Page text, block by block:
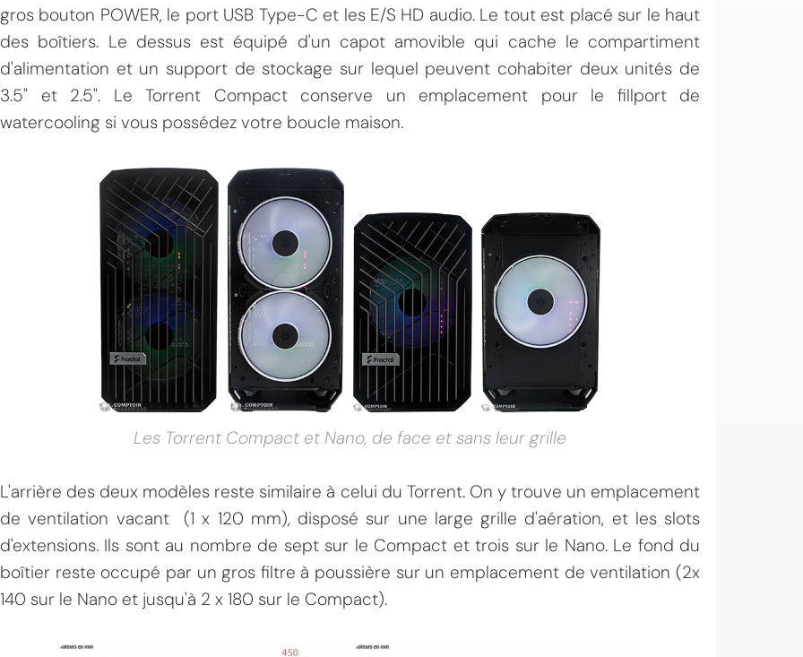
gros bouton POWER, le port USB Type-C et les E/S HD audio. Le tout est placé sur le haut
des boîtiers. Le dessus est équipé d'un capot amovible qui cache le compartiment
d'alimentation et un support de stockage sur lequel peuvent cohabiter deux unités de
3.5" et 2.5". Le Torrent Compact conserve un emplacement pour le fillport de
watercooling si vous possédez votre boucle maison.
Les Torrent Compact et Nano, de face et sans leur grille
L'arrière des deux modèles reste similaire à celui du Torrent. On y trouve un emplacement
de ventilation vacant (1 x 120 mm), disposé sur une large grille d'aération, et les slots
d'extensions. Ils sont au nombre de sept sur le Compact et trois sur le Nano. Le fond du
boîtier reste occupé par un gros filtre à poussière sur un emplacement de ventilation (2x
140 sur le Nano et jusqu'à 2 x 180 sur le Compact).